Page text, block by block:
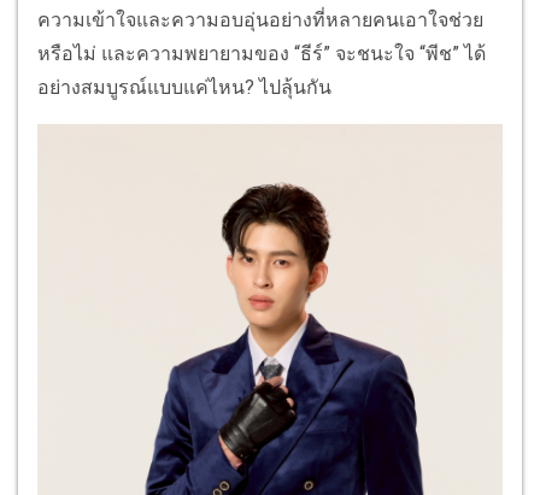
ความเข้าใจและความอบอุ่นอย่างที่หลายคนเอาใจช่วย
หรือไม่ และความพยายามของ “ธีร์” จะชนะใจ “พีช” ได้
อย่างสมบูรณ์แบบแค่ไหน? ไปลุ้นกัน